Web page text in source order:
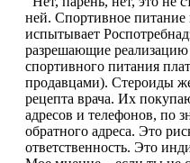
Коэнзим Q10
Лецитин
Пищеварение
ней. Спортивное питание
испытывает
разрешающие
спортивного питания
продавцами). Стероиды
рецепта врача. Их
адресов и телефонов, по
обратного адреса. Это
ответственность. Это